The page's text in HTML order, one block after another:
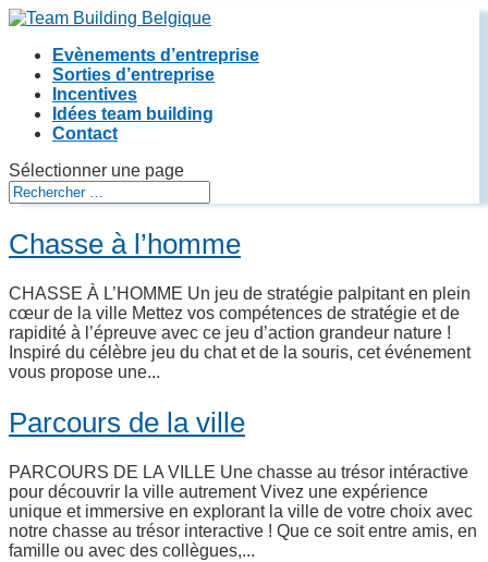
Evènements d’entreprise
Sorties d’entreprise
Incentives
Idées team building
Contact
Sélectionner une page
Chasse à l’homme
CHASSE À L’HOMME Un jeu de stratégie palpitant en plein
cœur de la ville Mettez vos compétences de stratégie et de
rapidité à l’épreuve avec ce jeu d’action grandeur nature !
Inspiré du célèbre jeu du chat et de la souris, cet événement
vous propose une...
Parcours de la ville
PARCOURS DE LA VILLE Une chasse au trésor intéractive
pour découvrir la ville autrement Vivez une expérience
unique et immersive en explorant la ville de votre choix avec
notre chasse au trésor interactive ! Que ce soit entre amis, en
famille ou avec des collègues,...